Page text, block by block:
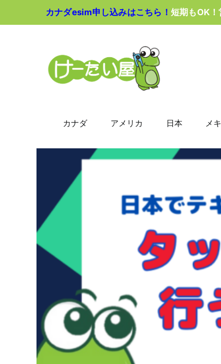
カナダesim申し込みはこちら！ 短期もOK！
カナダ アメリカ 日本 メ